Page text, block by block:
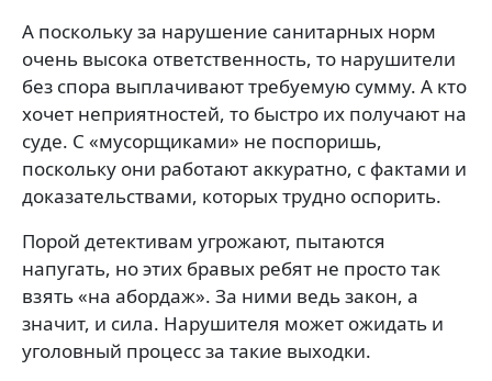
А поскольку за нарушение санитарных норм
очень высока ответственность, то нарушители
без спора выплачивают требуемую сумму. А кто
хочет неприятностей, то быстро их получают на
суде. С «мусорщиками» не поспоришь,
поскольку они работают аккуратно, с фактами и
доказательствами, которых трудно оспорить.
Порой детективам угрожают, пытаются
напугать, но этих бравых ребят не просто так
взять «на абордаж». За ними ведь закон, а
значит, и сила. Нарушителя может ожидать и
уголовный процесс за такие выходки.